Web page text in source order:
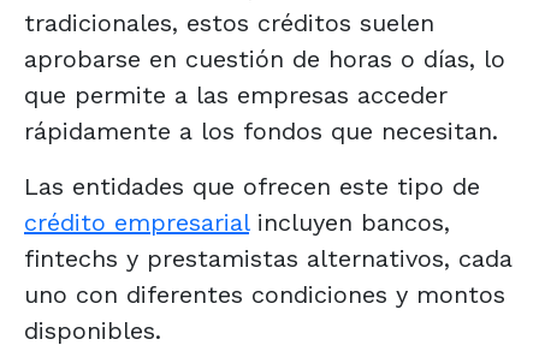
tradicionales, estos créditos suelen
aprobarse en cuestión de horas o días, lo
que permite a las empresas acceder
rápidamente a los fondos que necesitan.
Las entidades que ofrecen este tipo de
crédito empresarialincluyen bancos,
fintechs y prestamistas alternativos, cada
uno con diferentes condiciones y montos
disponibles.